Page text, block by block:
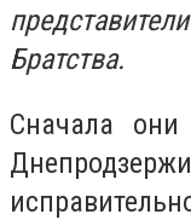
Братства.
Сначала